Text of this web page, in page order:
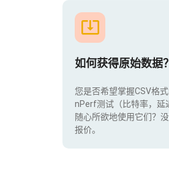
如何获得原始数据？
您是否希望掌握CSV格
nPerf测试（比特率，延
随心所欲地使用它们？没
报价。